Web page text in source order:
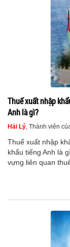
Thuế xuất nhập
Anh là gì?
Hải Lý , Thành viên
Thuế xuất nhập
khẩu tiếng Anh là
vựng liên quan